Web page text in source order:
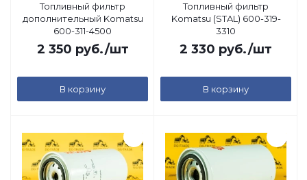
Топливный фильтр
дополнительный Komatsu
600-311-4500
2 350 руб./шт
В корзину
Топливный фильтр
Komatsu (STAL) 600-319-
3310
2 330 руб./шт
В корзину